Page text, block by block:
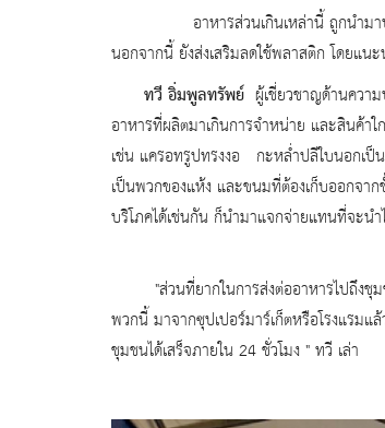
อาหารส่วนเกินเหล่านี้ ถูกนำมาประก
นอกจากนี้ ยังส่งเสริมลดใช้พลาสติก โดยแน
ทวี อิ่มพูลทรัพย์ ผู้เชี่ยวชาญด้านควา
อาหารที่ผลิตมาเกินการจำหน่าย และสินค้า
เช่น แครอทรูปทรงงอ กะหล่ำปลีใบนอกเป็
เป็นพวกของแห้ง และขนมที่ต้องเก็บออกจา
บริโภคได้เช่นกัน ก็นำมาแจกจ่ายแทนที่จะนำ
"ส่วนที่ยากในการส่งต่ออาหารไปถึง
พวกนี้ มาจากซุปเปอร์มาร์เก็ตหรือโรงแรมแ
ชุมชนได้เสร็จภายใน24ชั่วโมง " ทวี เล่า